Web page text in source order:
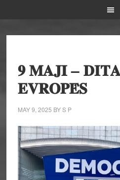
𝟗 𝐌𝐀𝐉𝐈 –
𝐄𝐕𝐑𝐎𝐏𝐄̈𝐒
MAY 9, 2025 BYS P